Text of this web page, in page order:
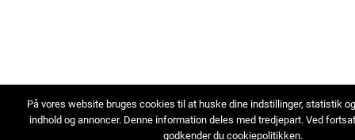
På vores website bruges cookies til at huske dine indstillinger, statistik
indhold og annoncer. Denne information deles med tredjepart. Ved
godkender du cookiepolitikken.